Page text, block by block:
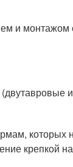
и
которых
крепкой